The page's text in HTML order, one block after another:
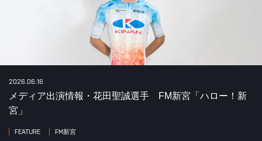
2026.06.16
メディア出演情報・花田聖誠選手 FM新宮「ハロー！新
宮」
FEATURE FM新宮